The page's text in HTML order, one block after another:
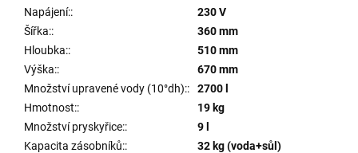
Napájení::
230 V
Šířka::
360 mm
Hloubka::
510 mm
Výška::
670 mm
Množství upravené vody (10°dh)::
2700 l
Hmotnost::
19 kg
Množství pryskyřice::
9 l
Kapacita zásobníků::
32 kg (voda+sůl)